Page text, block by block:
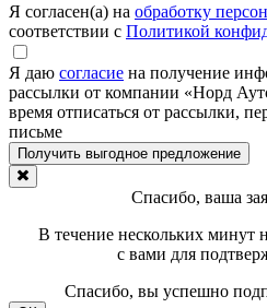
Я согласен(а) на обработку
соответствии с Политикой
Я даю согласие на получение
рассылки от компании «Норд
время отписаться от рассылки,
письме
Спасибо, ваша
В течение нескольких минут
с вами для
Спасибо, вы успешно